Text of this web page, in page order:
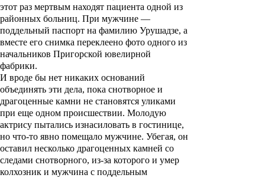
этот раз мертвым находят пациента одной из
районных больниц. При мужчине —
поддельный паспорт на фамилию Урушадзе, а
вместе его снимка переклеено фото одного из
начальников Пригорской ювелирной
фабрики.
И вроде бы нет никаких оснований
объединять эти дела, пока снотворное и
драгоценные камни не становятся уликами
при еще одном происшествии. Молодую
актрису пытались изнасиловать в гостинице,
но что-то явно помещало мужчине. Убегая, он
оставил несколько драгоценных камней со
следами снотворного, из-за которого и умер
колхозник и мужчина с поддельным